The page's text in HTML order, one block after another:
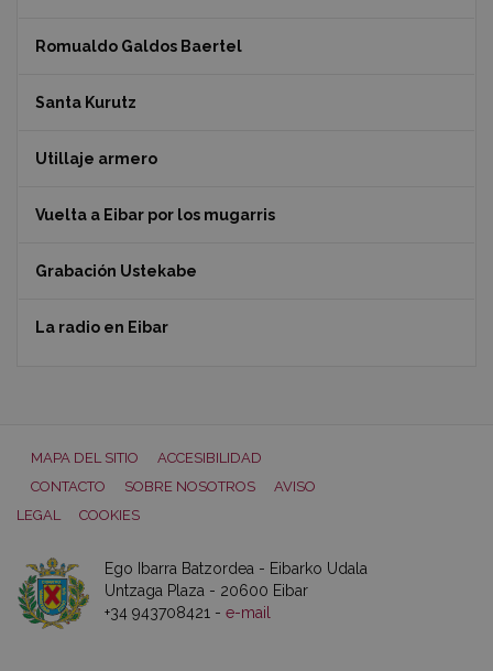
Romualdo Galdos Baertel
Santa Kurutz
Utillaje armero
Vuelta a Eibar por los mugarris
Grabación Ustekabe
La radio en Eibar
MAPA DEL SITIO
ACCESIBILIDAD
CONTACTO
SOBRE NOSOTROS
AVISO
LEGAL
COOKIES
Ego Ibarra Batzordea - Eibarko Udala
Untzaga Plaza - 20600 Eibar
+34 943708421 - e-mail